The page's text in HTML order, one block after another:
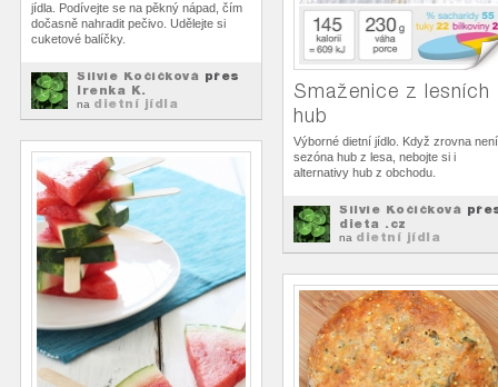
Smaženice z lesních
hub
Výborné dietní jídlo. Když zrovna není
sezóna hub z lesa, nebojte si i
alternativy hub z obchodu.
Silvie Kočičková
dieta .cz
na dietní jídla
jídla. Podívejte se na pěkný nápad, čím
dočasně nahradit pečivo. Udělejte si
cuketové balíčky.
Silvie Kočičková přes
Irenka K.
na dietní jídla